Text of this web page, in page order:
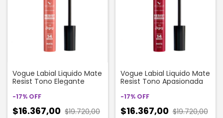
Vogue Labial Liquido Mate
Resist Tono Elegante
-17% OFF
$16.367,00 $19.720,00
Vogue Labial Liquido Mate
Resist Tono Apasionada
-17% OFF
$16.367,00 $19.720,00